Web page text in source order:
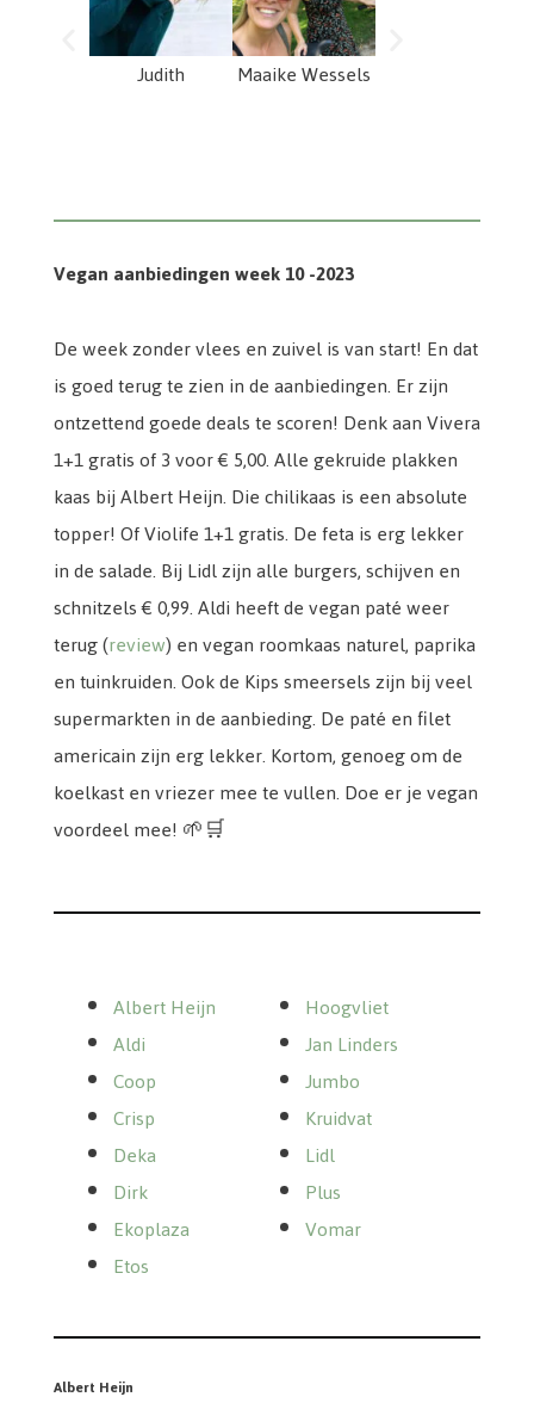
Judith Maaike Wessels
Vegan aanbiedingen week 10 -2023
De week zonder vlees en zuivel is van start! En dat
is goed terug te zien in de aanbiedingen. Er zijn
ontzettend goede deals te scoren! Denk aan Vivera
1+1 gratis of 3 voor € 5,00. Alle gekruide plakken
kaas bij Albert Heijn. Die chilikaas is een absolute
topper! Of Violife 1+1 gratis. De feta is erg lekker
in de salade. Bij Lidl zijn alle burgers, schijven en
schnitzels € 0,99. Aldi heeft de vegan paté weer
terug (review) en vegan roomkaas naturel, paprika
en tuinkruiden. Ook de Kips smeersels zijn bij veel
supermarkten in de aanbieding. De paté en filet
americain zijn erg lekker. Kortom, genoeg om de
koelkast en vriezer mee te vullen. Doe er je vegan
voordeel mee! 🌱🛒
Albert Heijn
Aldi
Coop
Crisp
Deka
Dirk
Ekoplaza
Etos
Hoogvliet
Jan Linders
Jumbo
Kruidvat
Lidl
Plus
Vomar
Albert Heijn